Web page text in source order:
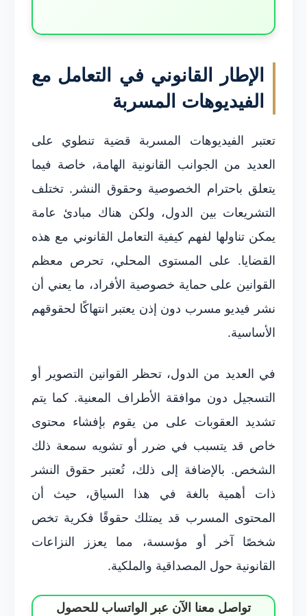
الإطار القانوني في التعامل مع
الفيديوهات المسربة
تعتبر الفيديوهات المسربة قضية تنطوي على
العديد من الجوانب القانونية الهامة، خاصة فيما
يتعلق باحترام الخصوصية وحقوق النشر. تختلف
التشريعات بين الدول، ولكن هناك مبادئ عامة
يمكن تناولها لفهم كيفية التعامل القانوني مع هذه
القضايا. على المستوى المحلي، تحرص معظم
القوانين على حماية خصوصية الأفراد، ما يعني أن
نشر فيديو مسرب دون إذن يعتبر انتهاكًا لحقوقهم
الأساسية.
في العديد من الدول، تحظر القوانين التصوير أو
التسجيل دون موافقة الأطراف المعنية. كما يتم
تشديد العقوبات على من يقوم بإفشاء محتوى
خاص قد يتسبب في ضرر أو تشويه سمعة ذلك
الشخص. بالإضافة إلى ذلك، تُعتبر حقوق النشر
ذات أهمية بالغة في هذا السياق، حيث أن
المحتوى المسرب قد يمتلك حقوقًا فكرية تخص
شخصًا آخر أو مؤسسة، مما يعزز النزاعات
القانونية حول المصداقية والملكية.
تواصل معنا الآن عبر الواتساب للحصول